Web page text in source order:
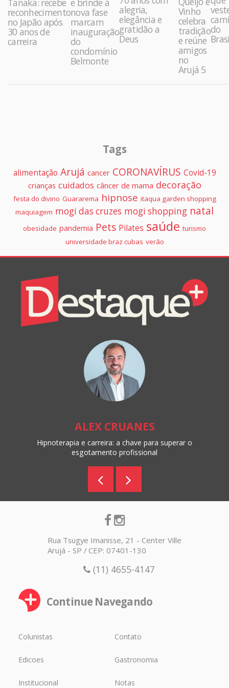
Tanaka: recebe
reconhecimento
no Japão após
30 anos de
carreira
e brinde à
nova fase
marcam
inauguração
do
condomínio
Belmonte
alegria,
elegância e
gratidão a
Deus
Vinho
celebra
tradição
e reúne
amigos
no
Arujá 5
do
Tags
alimentação Arujá cancer CORONAVÍRUS Covid-19
crianças cuidados câncer de mama decoração
festa do divino Guararema hipnose itaqua garden shopping
maquiagem mogi das cruzes mogi shopping natal
obesidade pandemia Pets Pilates saúde turismo
universidade braz cubas verão
Colunistas
Destaque+
Online
ALEX CRUANES
Hipnoterapia e carreira: a chave para superar o
esgotamento profissional
Rua Tsugye Imanisse, 21 - Center Ville
Arujá - SP / CEP: 07401-130
(11) 4655-4147
Continue Navegando
Colunistas Contato
Edicoes Gastronomia
Institucional Notas